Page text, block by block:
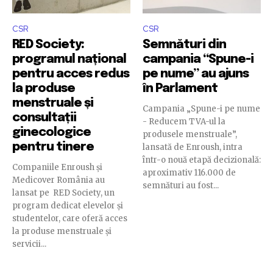
CSR
RED Society:
programul național
pentru acces redus
la produse
menstruale și
consultații
ginecologice
pentru tinere
Companiile Enroush și
Medicover România au
lansat pe RED Society, un
program dedicat elevelor și
studentelor, care oferă acces
la produse menstruale și
servicii...
CSR
Semnături din
campania “Spune-i
pe nume” au ajuns
în Parlament
Campania „Spune-i pe nume
- Reducem TVA-ul la
produsele menstruale”,
lansată de Enroush, intra
într-o nouă etapă decizională:
aproximativ 116.000 de
semnături au fost...